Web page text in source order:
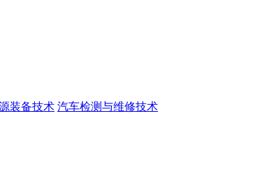
装备技术 汽车检测与维修技术